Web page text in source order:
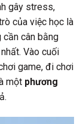
gây stress,
của việc học là
cần cân bằng
Vào cuối
game, đi chơi
một phương